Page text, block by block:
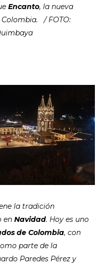
Encanto, la nueva
/ FOTO:
la tradición
en Navidad. Hoy es uno
de Colombia, con
parte de la
Paredes Pérez y